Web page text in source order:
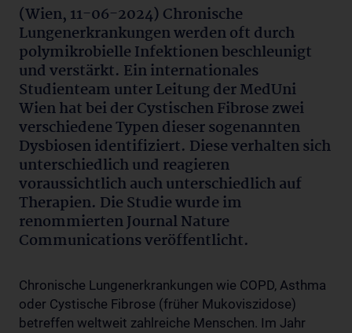
(Wien, 11-06-2024) Chronische
Lungenerkrankungen werden oft durch
polymikrobielle Infektionen beschleunigt
und verstärkt. Ein internationales
Studienteam unter Leitung der MedUni
Wien hat bei der Cystischen Fibrose zwei
verschiedene Typen dieser sogenannten
Dysbiosen identifiziert. Diese verhalten sich
unterschiedlich und reagieren
voraussichtlich auch unterschiedlich auf
Therapien. Die Studie wurde im
renommierten Journal Nature
Communications veröffentlicht.
Chronische Lungenerkrankungen wie COPD, Asthma
oder Cystische Fibrose (früher Mukoviszidose)
betreffen weltweit zahlreiche Menschen. Im Jahr